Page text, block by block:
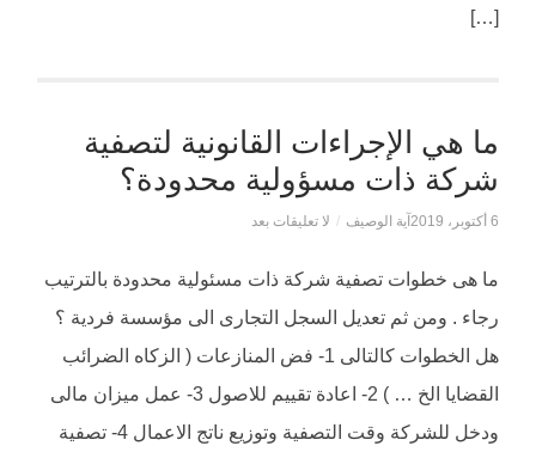
[…]
ما هي الإجراءات القانونية لتصفية
شركة ذات مسؤولية محدودة؟
6 أكتوبر، 2019 آية الوصيف / لا تعليقات بعد
ما هى خطوات تصفية شركة ذات مسئولية محدودة بالترتيب
رجاء . ومن ثم تعديل السجل التجارى الى مؤسسة فردية ؟
هل الخطوات كالتالى 1- فض المنازعات ( الزكاه الضرائب
القضايا الخ … ) 2- اعادة تقييم للاصول 3- عمل ميزان مالى
ودخل للشركة وقت التصفية وتوزيع ناتج الاعمال 4- تصفية